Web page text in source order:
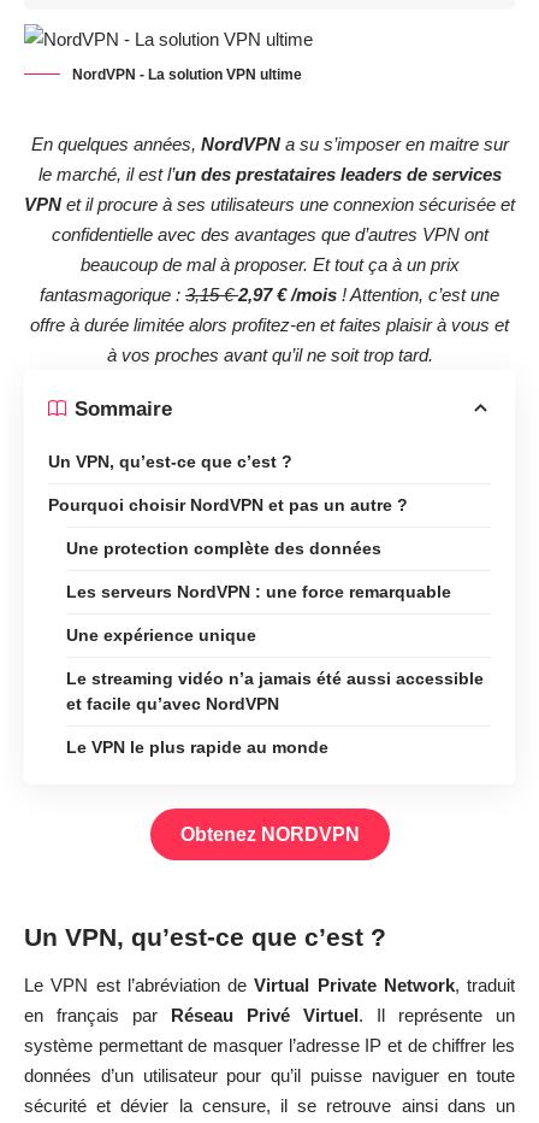
NordVPN - La solution VPN ultime
En quelques années, NordVPNa su s’imposer en maitre sur
le marché, il est l’un des prestataires leaders de services
VPN et il procure à ses utilisateurs une connexion sécurisée et
confidentielle avec des avantages que d’autres VPN ont
beaucoup de mal à proposer. Et tout ça à un prix
fantasmagorique : 3,15 €2,97 € /mois ! Attention, c’est une
offre à durée limitée alors profitez-en et faites plaisir à vous et
à vos proches avant qu’il ne soit trop tard.
Sommaire
Un VPN, qu’est-ce que c’est ?
Pourquoi choisir NordVPN et pas un autre ?
Une protection complète des données
Les serveurs NordVPN : une force remarquable
Une expérience unique
Le streaming vidéo n’a jamais été aussi accessible
et facile qu’avec NordVPN
Le VPN le plus rapide au monde
Obtenez NORDVPN
Un VPN, qu’est-ce que c’est ?
LeVPN est l’abréviation deVirtual Private Network, traduit
en français par Réseau Privé Virtuel. Il représente un
système permettant de masquer l’adresse IP et de chiffrer les
données d’un utilisateur pour qu’il puisse naviguer en toute
sécurité et dévier la censure, il se retrouve ainsi dans un